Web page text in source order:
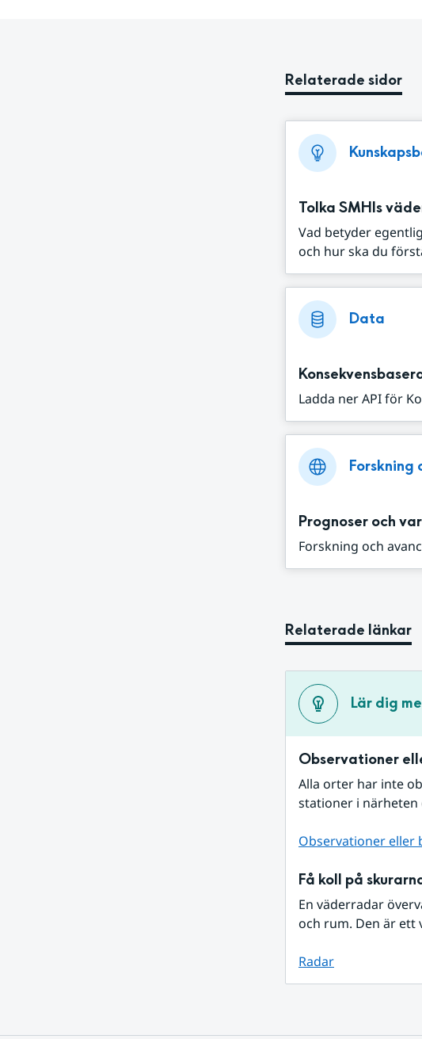
Relaterade sidor
Tolka SMHIs
Vad betyder
och hur ska du
Data
Ladda ner API för
Forskning
Prognoser och
Forskning och
Relaterade länkar
Lär dig
Observationer
Alla orter har inte
stationer i närheten
Observationer eller
Få koll på
En väderradar
och rum. Den är ett
Radar